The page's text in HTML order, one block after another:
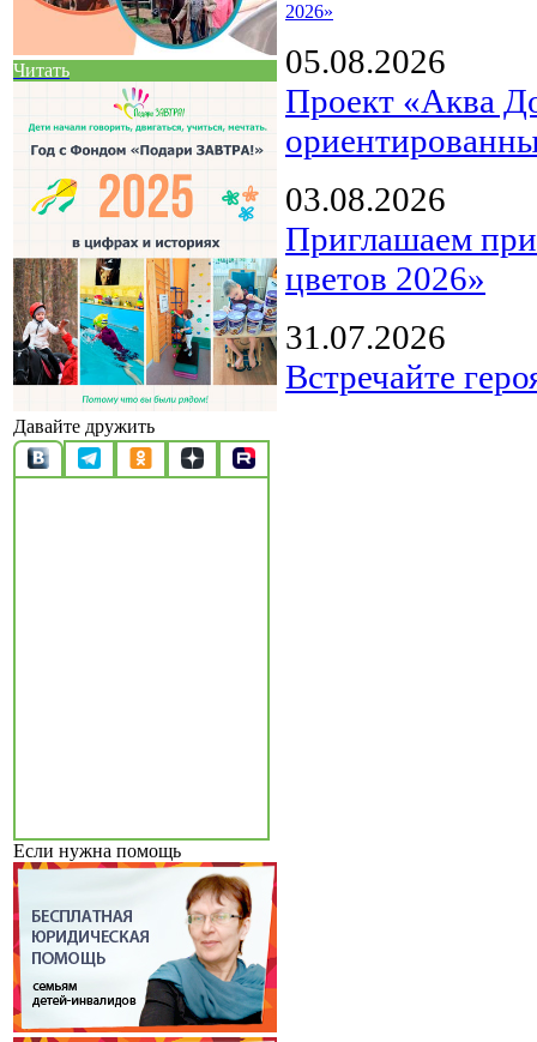
Читать
Давайте дружить
Если нужна помощь
2026»
05.08.2026
Проект «Аква
03.08.2026
Приглашаем
цветов 2026»
31.07.2026
Встречайте